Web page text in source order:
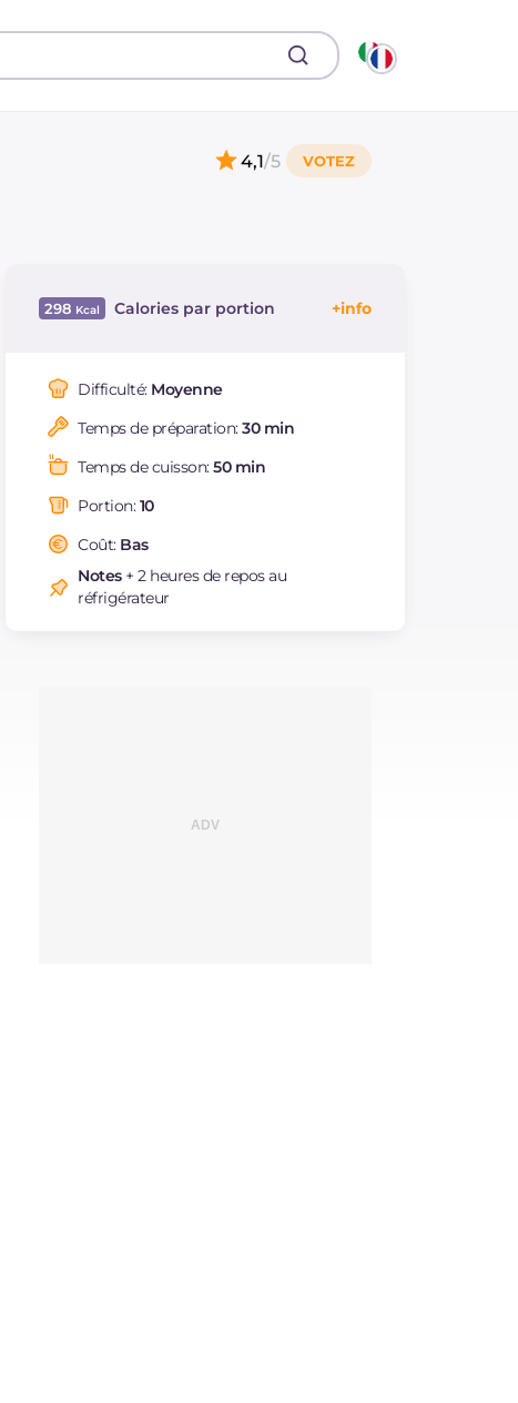
4,1/5
298 Calories par portion
Dont sucres
Protéine g
Graisses
saturés
Fibre
Cholestérol
Sodium
Difficulté: Moyenne
Temps de préparation:30 min
Temps de cuisson:50 min
Portion:10
Coût: Bas
Notes+ 2 heures de repos au
réfrigérateur